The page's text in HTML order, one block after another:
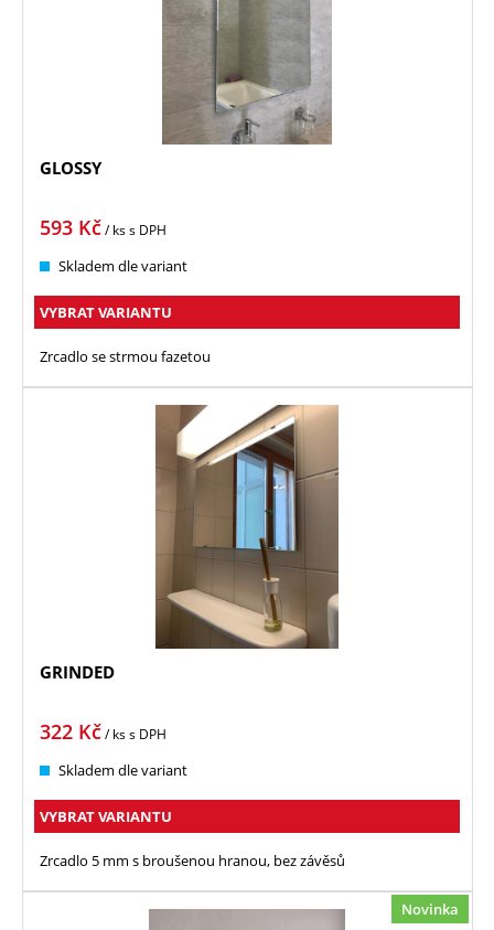
GLOSSY
593 Kč/ kss DPH
Skladem dle variant
VYBRAT VARIANTU
Zrcadlo se strmou fazetou
GRINDED
322 Kč/ kss DPH
Skladem dle variant
VYBRAT VARIANTU
Zrcadlo 5 mm s broušenou hranou, bez závěsů
Novinka